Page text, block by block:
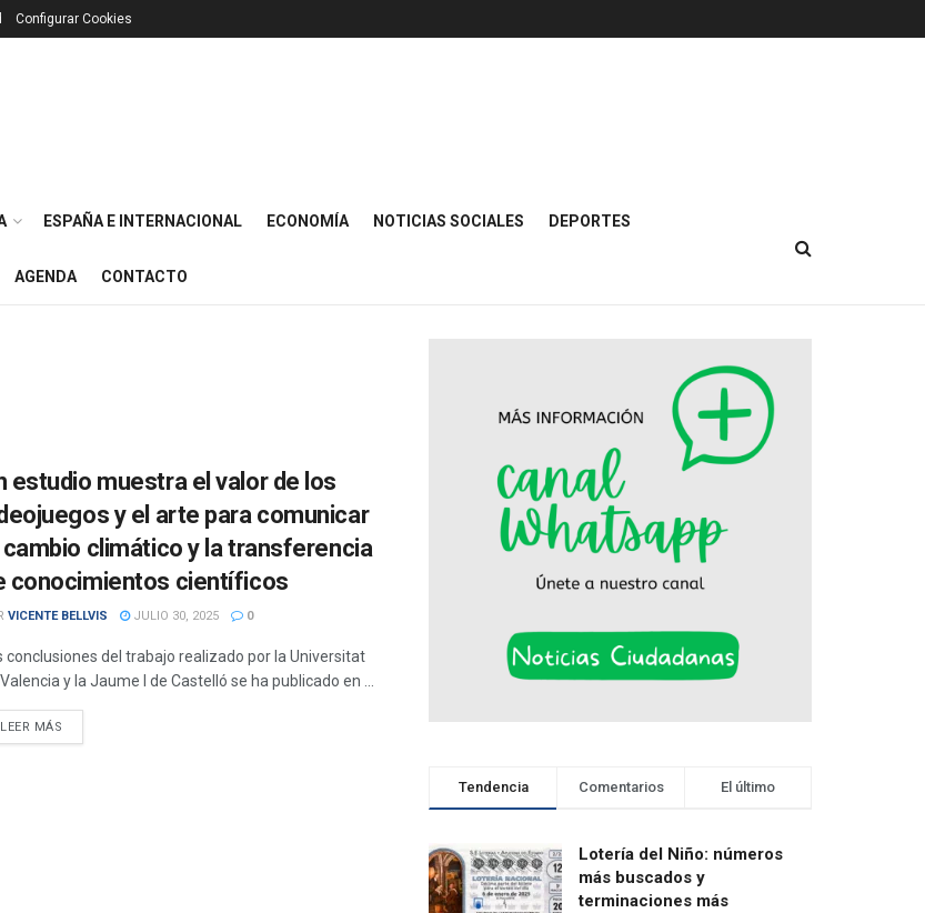
Configurar Cookies
ESPAÑA E INTERNACIONAL ECONOMÍA NOTICIAS SOCIALES DEPORTES
AGENDA CONTACTO
estudio muestra el valor de los
y el arte para comunicar
cambio climático y la transferencia
conocimientos científicos
VICENTE BELLVIS JULIO 30, 2025 0
conclusiones del trabajo realizado por la Universitat
y la Jaume I de Castelló se ha publicado en ...
LEER MÁS
Tendencia Comentarios El último
Lotería del Niño: números
más buscados y
terminaciones más